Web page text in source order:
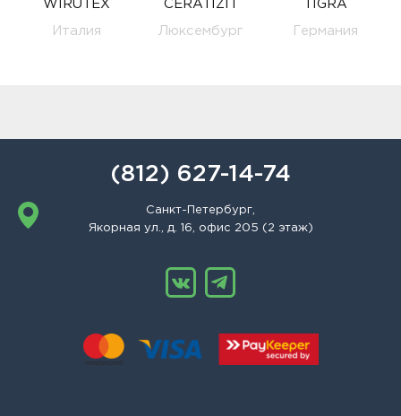
WIRUTEX
Италия
CERATIZIT
Люксембург
TIGRA
Германия
(812) 627-14-74
Санкт-Петербург,
Якорная ул., д. 16, офис 205 (2 этаж)